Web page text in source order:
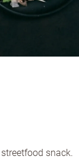
snack.